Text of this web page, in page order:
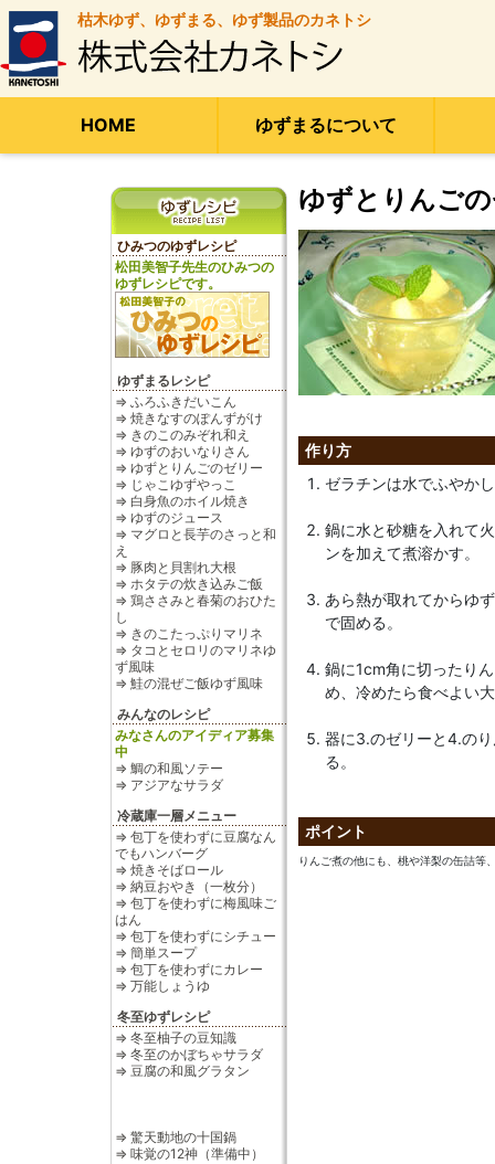
枯木ゆず、ゆずまる、ゆず製品のカネトシ
HOME ゆずまるについて
ひみつのゆずレシピ
松田美智子先生のひみつの
ゆずレシピです。
ゆずまるレシピ
⇒ ふろふきだいこん
⇒ 焼きなすのぽんずがけ
⇒ きのこのみぞれ和え
⇒ ゆずのおいなりさん
⇒ ゆずとりんごのゼリー
⇒ じゃこゆずやっこ
⇒ 白身魚のホイル焼き
⇒ ゆずのジュース
⇒ マグロと長芋のさっと和
え
⇒ 豚肉と貝割れ大根
⇒ ホタテの炊き込みご飯
⇒ 鶏ささみと春菊のおひた
し
⇒ きのこたっぷりマリネ
⇒ タコとセロリのマリネゆ
ず風味
⇒ 鮭の混ぜご飯ゆず風味
みんなのレシピ
みなさんのアイディア募集
中
⇒ 鯛の和風ソテー
⇒ アジアなサラダ
冷蔵庫一層メニュー
⇒ 包丁を使わずに豆腐なん
でもハンバーグ
⇒ 焼きそばロール
⇒ 納豆おやき（一枚分）
⇒ 包丁を使わずに梅風味ご
はん
⇒ 包丁を使わずにシチュー
⇒ 簡単スープ
⇒ 包丁を使わずにカレー
⇒ 万能しょうゆ
冬至ゆずレシピ
⇒ 冬至柚子の豆知識
⇒ 冬至のかぼちゃサラダ
⇒ 豆腐の和風グラタン
⇒ 驚天動地の十国鍋
⇒ 味覚の12神（準備中）
ゆずとりんご
作り方
ゼラチンは水でふやか
鍋に水と砂糖を入れて
ンを加えて煮溶かす。
あら熱が取れてからゆ
で固める。
鍋に1cm角に切ったり
め、冷めたら食べよい
器に3.のゼリーと4.の
る。
ポイント
りんご煮の他にも、桃や洋梨の缶詰等